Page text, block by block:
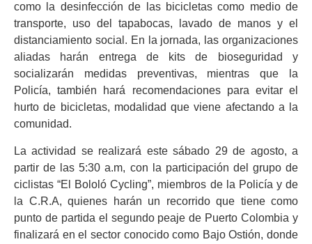
como la desinfección de las bicicletas como medio de
transporte, uso del tapabocas, lavado de manos y el
distanciamiento social. En la jornada, las organizaciones
aliadas harán entrega de kits de bioseguridad y
socializarán medidas preventivas, mientras que la
Policía, también hará recomendaciones para evitar el
hurto de bicicletas, modalidad que viene afectando a la
comunidad.
La actividad se realizará este sábado 29 de agosto, a
partir de las 5:30 a.m, con la participación del grupo de
ciclistas “El Bololó Cycling”, miembros de la Policía y de
la C.R.A, quienes harán un recorrido que tiene como
punto de partida el segundo peaje de Puerto Colombia y
finalizará en el sector conocido como Bajo Ostión, donde